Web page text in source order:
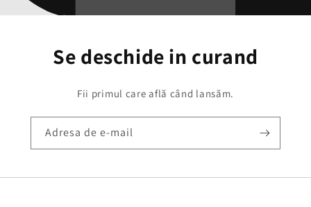
Se deschide in curand
Fii primul care află când lansăm.
Adresa de e-mail